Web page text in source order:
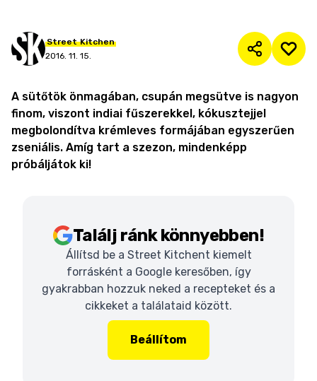
Street Kitchen
2016. 11. 15.
A sütőtök önmagában, csupán megsütve is nagyon
finom, viszont indiai fűszerekkel, kókusztejjel
megbolondítva krémleves formájában egyszerűen
zseniális. Amíg tart a szezon, mindenképp
próbáljátok ki!
Találj ránk könnyebben!
Állítsd be a Street Kitchent kiemelt
forrásként a Google keresőben, így
gyakrabban hozzuk neked a recepteket és a
cikkeket a találataid között.
Beállítom